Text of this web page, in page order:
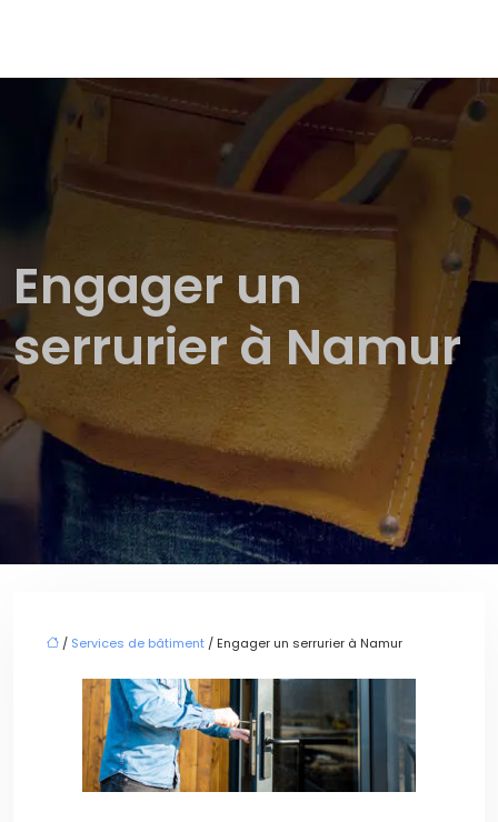
Engager un
serrurier à Namur
/ Services de bâtiment / Engager un serrurier à Namur